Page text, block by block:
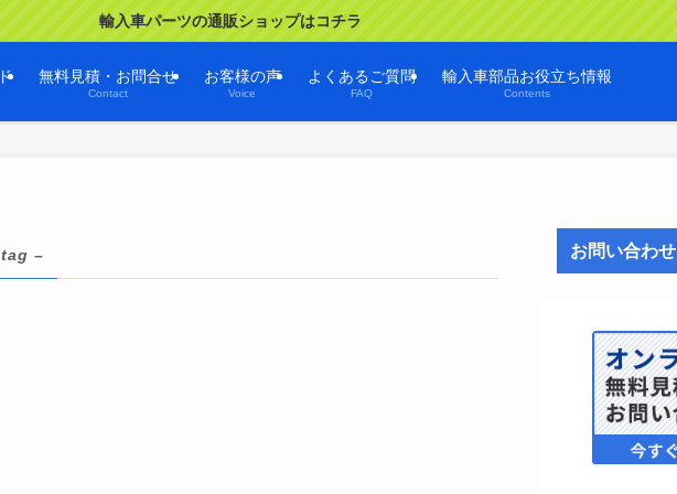
輸入車パーツの通販ショップはコチラ
無料見積・お問合せ
Contact
お客様の声
Voice
よくあるご質問
FAQ
輸入車部品お役立ち情報
Contents
– お問い合わせ